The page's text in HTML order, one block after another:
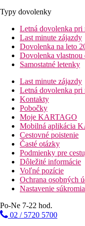
Typy dovolenky
Letná dovolenka pri
Last minute zájazdy
Dovolenka na leto
Dovolenka vlastnou
Samostatné letenky
Last minute zájazdy
Letná dovolenka pri
Kontakty
Pobočky
Moje KARTAGO
Mobilná aplikácia
Cestovné poistenie
Časté otázky
Podmienky pre
Dôležité informácie
Voľné pozície
Ochrana osobných
Nastavenie súkromia
Po-Ne 7-22 hod.
02 / 5720 5700